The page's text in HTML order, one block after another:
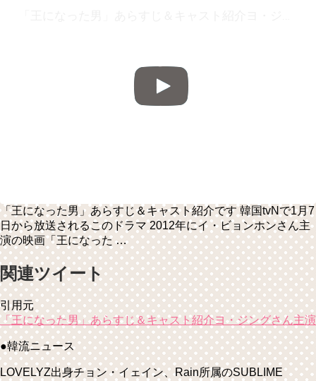
「王になった男」あらすじ＆キャスト紹介です 韓国tvNで1月7
日から放送されるこのドラマ 2012年にイ・ビョンホンさん主
演の映画「王になった …
関連ツイート
引用元
「王になった男」あらすじ＆キャスト紹介ヨ・ジングさん主演
●韓流ニュース
LOVELYZ出身チョン・イェイン、Rain所属のSUBLIME